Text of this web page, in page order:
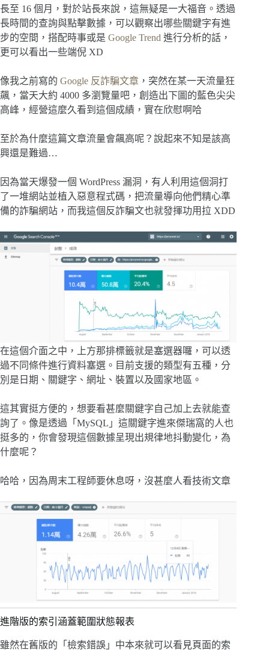
長至 16 個月，對於站長來說，這無疑是一大福音。透過
長時間的查詢與點擊數據，可以觀察出哪些關鍵字有進
步的空間，搭配時事或是 Google Trend 進行分析的話，
更可以看出一些端倪 XD
像我之前寫的 Google 反詐騙文章 ，突然在某一天流量狂
飆，當天大約 4000 多瀏覽量吧，創造出下圖的藍色尖尖
高峰，經營這麼久看到這個成績，實在欣慰啊哈
至於為什麼這篇文章流量會飆高呢？說起來不知是該高
興還是難過…
因為當天爆發一個 WordPress 漏洞，有人利用這個洞打
了一堆網站並植入惡意程式碼，把流量導向他們精心準
備的詐騙網站，而我這個反詐騙文也就發揮功用拉 XDD
在這個介面之中，上方那排標籤就是塞選器囉，可以透
過不同條件進行資料塞選。目前支援的類型有五種，分
別是日期、關鍵字、網址、裝置以及國家地區。
這其實挺方便的，想要看甚麼關鍵字自己加上去就能查
詢了。像是透過「MySQL」這關鍵字進來傑瑞窩的人也
挺多的，你會發現這個數據呈現出規律地抖動變化，為
什麼呢？
哈哈，因為周末工程師要休息呀，沒甚麼人看技術文章
進階版的索引涵蓋範圍狀態報表
雖然在舊版的「檢索錯誤」中本來就可以看見頁面的索